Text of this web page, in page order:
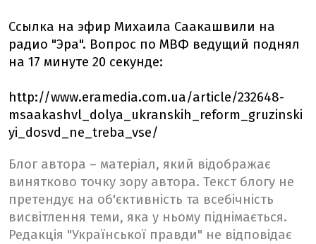
Ссылка на эфир Михаила Саакашвили на
радио "Эра". Вопрос по МВФ ведущий поднял
на 17 минуте 20 секундe:
http://www.eramedia.com.ua/article/232648-
msaakashvl_dolya_ukranskih_reform_gruzinski
yi_dosvd_ne_treba_vse/
Блог автора – матеріал, який відображає
винятково точку зору автора. Текст блогу не
претендує на об'єктивність та всебічність
висвітлення теми, яка у ньому піднімається.
Редакція "Української правди" не відповідає